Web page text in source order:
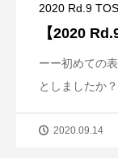
2020 Rd.9
【2020
ーー初めての
としましたか
2020.09.14